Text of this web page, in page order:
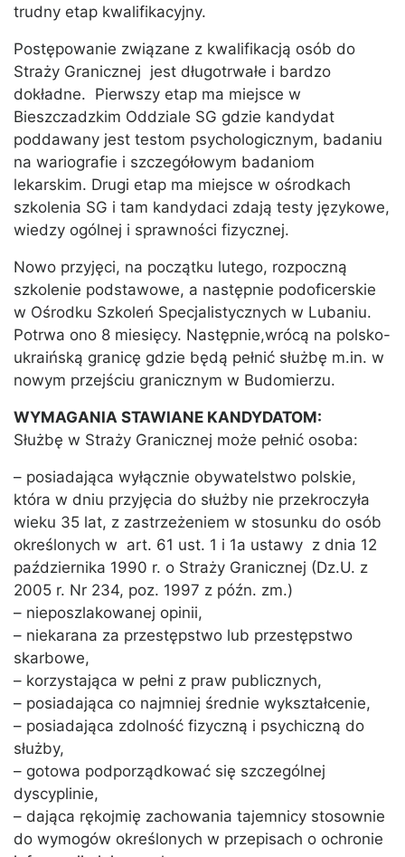
trudny etap kwalifikacyjny.
Postępowanie związane z kwalifikacją osób do
Straży Granicznej jest długotrwałe i bardzo
dokładne. Pierwszy etap ma miejsce w
Bieszczadzkim Oddziale SG gdzie kandydat
poddawany jest testom psychologicznym, badaniu
na wariografie i szczegółowym badaniom
lekarskim. Drugi etap ma miejsce w ośrodkach
szkolenia SG i tam kandydaci zdają testy językowe,
wiedzy ogólnej i sprawności fizycznej.
Nowo przyjęci, na początku lutego, rozpoczną
szkolenie podstawowe, a następnie podoficerskie
w Ośrodku Szkoleń Specjalistycznych w Lubaniu.
Potrwa ono 8 miesięcy. Następnie,wrócą na polsko-
ukraińską granicę gdzie będą pełnić służbę m.in. w
nowym przejściu granicznym w Budomierzu.
WYMAGANIA STAWIANE KANDYDATOM:
Służbę w Straży Granicznej może pełnić osoba:
– posiadająca wyłącznie obywatelstwo polskie,
która w dniu przyjęcia do służby nie przekroczyła
wieku 35 lat, z zastrzeżeniem w stosunku do osób
określonych w art. 61 ust. 1 i 1a ustawy z dnia 12
października 1990 r. o Straży Granicznej (Dz.U. z
2005 r. Nr 234, poz. 1997 z późn. zm.)
– nieposzlakowanej opinii,
– niekarana za przestępstwo lub przestępstwo
skarbowe,
– korzystająca w pełni z praw publicznych,
– posiadająca co najmniej średnie wykształcenie,
– posiadająca zdolność fizyczną i psychiczną do
służby,
– gotowa podporządkować się szczególnej
dyscyplinie,
– dająca rękojmię zachowania tajemnicy stosownie
do wymogów określonych w przepisach o ochronie